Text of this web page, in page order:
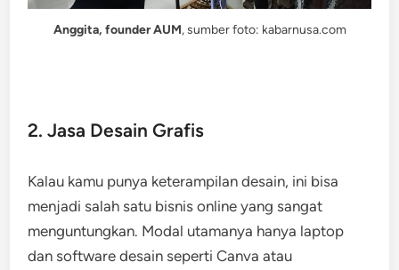
Anggita, founder AUM, sumber foto: kabarnusa.com
2. Jasa Desain Grafis
Kalau kamu punya keterampilan desain, ini bisa
menjadi salah satu bisnis online yang sangat
menguntungkan. Modal utamanya hanya laptop
dan software desain seperti Canva atau